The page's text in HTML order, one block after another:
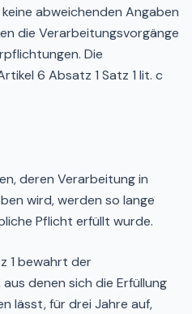
abweichenden Angaben
die Verarbeitungsvorgänge
Die
6 Absatz 1 Satz 1 lit. c
deren Verarbeitung in
wird, werden so lange
Pflicht erfüllt wurde.
1 bewahrt der
denen sich die Erfüllung
lässt, für drei Jahre auf,